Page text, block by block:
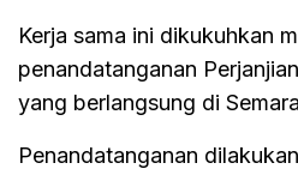
Kerja sama ini dikukuhkan
penandatanganan
yang berlangsung di
Penandatanganan